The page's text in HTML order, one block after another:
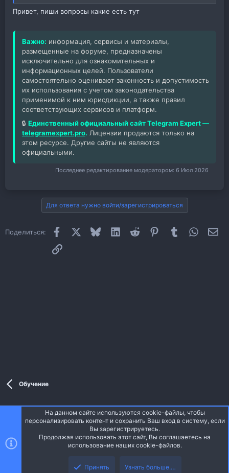
Привет, пиши вопросы какие есть тут
Важно: информация, сервисы и материалы,
размещенные на форуме, предназначены
исключительно для ознакомительных и
информационных целей. Пользователи
самостоятельно оценивают законность и допустимость
их использования с учетом законодательства
применимой к ним юрисдикции, а также правил
соответствующих сервисов и платформ.
🔒 Единственный официальный сайт Telegram Expert —
telegramexpert.pro. Лицензии продаются только на
этом ресурсе. Другие сайты не являются
официальными.
Последнее редактирование модератором: 6 Июл 2026
Для ответа нужно войти/зарегистрироваться
Поделиться: Facebook BlueskyLinkedInReddit PinterestTumblr
Ссылка
Обучение
Style and add-ons by ThemeHouse
Перевод от Jumuro ®
Запросы 15 Время 0.0417s Память 3.67MB
Верх
На данном сайте используются cookie-файлы, чтобы
персонализировать контент и сохранить Ваш вход в систему, если
Вы зарегистрируетесь.
Продолжая использовать этот сайт, Вы соглашаетесь на
использование наших cookie-файлов.
Принять Узнать больше.…